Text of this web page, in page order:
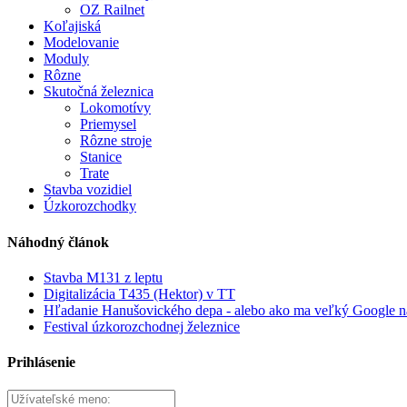
OZ Railnet
Koľajiská
Modelovanie
Moduly
Rôzne
Skutočná železnica
Lokomotívy
Priemysel
Rôzne stroje
Stanice
Trate
Stavba vozidiel
Úzkorozchodky
Náhodný článok
Stavba M131 z leptu
Digitalizácia T435 (Hektor) v TT
Hľadanie Hanušovického depa - alebo ako ma veľký Google
Festival úzkorozchodnej železnice
Prihlásenie